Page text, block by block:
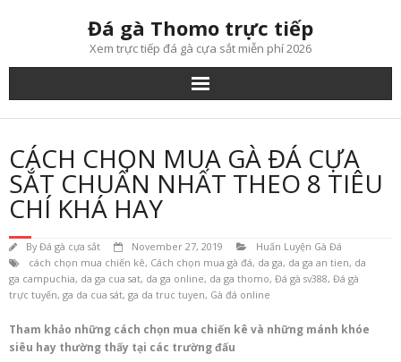
Đá gà Thomo trực tiếp
Xem trực tiếp đá gà cựa sắt miễn phí 2026
CÁCH CHỌN MUA GÀ ĐÁ CỰA
SẮT CHUẨN NHẤT THEO 8 TIÊU
CHÍ KHÁ HAY
ByĐá gà cựa sắt November 27, 2019
Huấn Luyện Gà Đá
cách chọn mua chiến kê, Cách chọn mua gà đá, da ga, da ga an tien, da
ga campuchia, da ga cua sat, da ga online, da ga thomo, Đá gà sv388, Đá gà
trực tuyến, ga da cua sát, ga da truc tuyen, Gà đá online
Tham khảo những cách chọn mua chiến kê và những mánh khóe
siêu hay thường thấy tại các trường đấu